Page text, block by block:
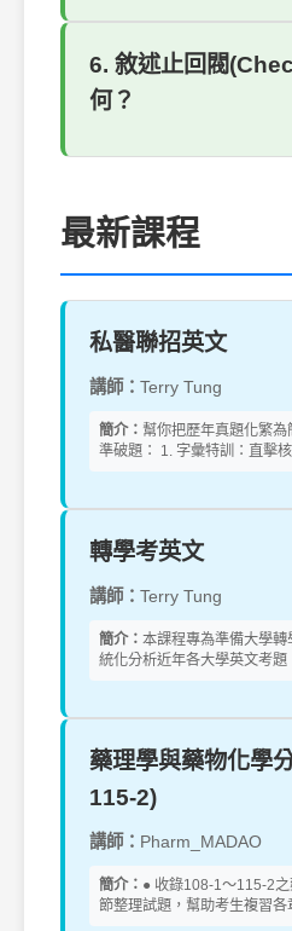
6. 敘述止回閥
何？
最新課程
私醫聯招英文
講師： Terry Tung
簡介： 幫你把歷年真題化繁
準破題： 1. 字彙特訓：直擊
轉學考英文
講師： Terry Tung
簡介： 本課程專為準備大學
統化分析近年各大學英文考
藥理學與藥物化學
115-2)
講師： Pharm_MADAO
簡介： ● 收錄108-1～115-2
節整理試題，幫助考生複習各